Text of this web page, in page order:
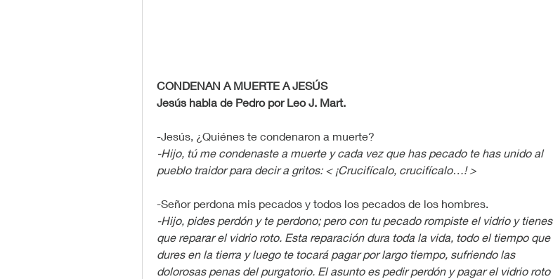
CONDENAN A MUERTE A JESÚS
Jesús habla de Pedro por Leo J. Mart.
-Jesús, ¿Quiénes te condenaron a muerte?
-Hijo, tú me condenaste a muerte y cada vez que has pecado te has unido al
pueblo traidor para decir a gritos: < ¡Crucifícalo, crucifícalo…! >
-Señor perdona mis pecados y todos los pecados de los hombres.
-Hijo, pides perdón y te perdono; pero con tu pecado rompiste el vidrio y tienes
que reparar el vidrio roto. Esta reparación dura toda la vida, todo el tiempo que
dures en la tierra y luego te tocará pagar por largo tiempo, sufriendo las
dolorosas penas del purgatorio. El asunto es pedir perdón y pagar el vidrio roto